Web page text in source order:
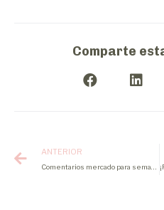
Comparte
ANTERIOR